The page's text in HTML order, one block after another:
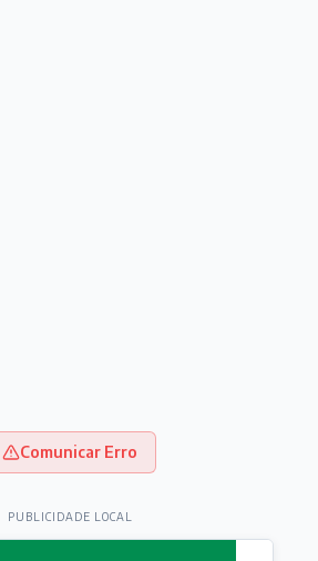
Comunicar Erro
PUBLICIDADE LOCAL